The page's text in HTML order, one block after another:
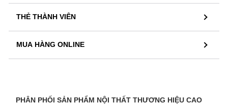
THẺ THÀNH VIÊN
MUA HÀNG ONLINE
PHÂN PHỐI SẢN PHẨM NỘI THẤT THƯƠNG HIỆU CAO